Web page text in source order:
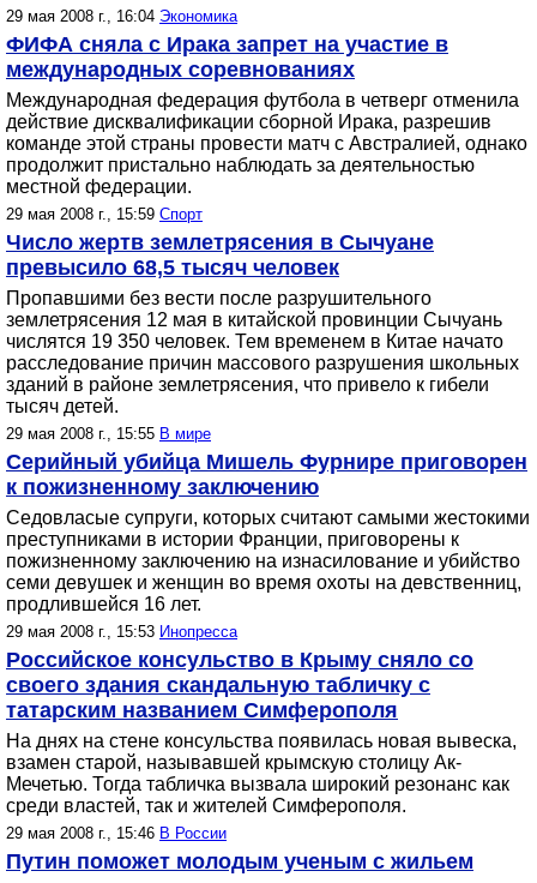
29 мая 2008 г., 16:04 Экономика
ФИФА сняла с Ирака запрет на участие в
международных соревнованиях
Международная федерация футбола в четверг отменила
действие дисквалификации сборной Ирака, разрешив
команде этой страны провести матч с Австралией, однако
продолжит пристально наблюдать за деятельностью
местной федерации.
29 мая 2008 г., 15:59 Спорт
Число жертв землетрясения в Cычуане
превысило 68,5 тысяч человек
Пропавшими без вести после разрушительного
землетрясения 12 мая в китайской провинции Сычуань
числятся 19 350 человек. Тем временем в Китае начато
расследование причин массового разрушения школьных
зданий в районе землетрясения, что привело к гибели
тысяч детей.
29 мая 2008 г., 15:55 В мире
Серийный убийца Мишель Фурнире приговорен
к пожизненному заключению
Седовласые супруги, которых считают самыми жестокими
преступниками в истории Франции, приговорены к
пожизненному заключению на изнасилование и убийство
семи девушек и женщин во время охоты на девственниц,
продлившейся 16 лет.
29 мая 2008 г., 15:53 Инопресса
Российское консульство в Крыму сняло со
своего здания скандальную табличку с
татарским названием Симферополя
На днях на стене консульства появилась новая вывеска,
взамен старой, называвшей крымскую столицу Ак-
Мечетью. Тогда табличка вызвала широкий резонанс как
среди властей, так и жителей Симферополя.
29 мая 2008 г., 15:46 В России
Путин поможет молодым ученым с жильем